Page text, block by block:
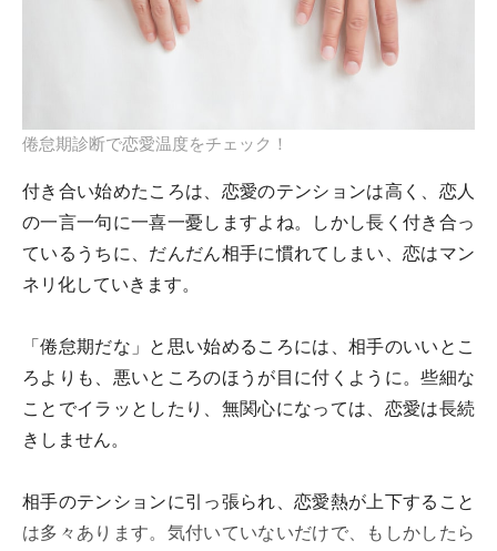
倦怠期診断で恋愛温度をチェック！
付き合い始めたころは、恋愛のテンションは高く、恋人
の一言一句に一喜一憂しますよね。しかし長く付き合っ
ているうちに、だんだん相手に慣れてしまい、恋はマン
ネリ化していきます。
「倦怠期だな」と思い始めるころには、相手のいいとこ
ろよりも、悪いところのほうが目に付くように。些細な
ことでイラッとしたり、無関心になっては、恋愛は長続
きしません。
相手のテンションに引っ張られ、恋愛熱が上下すること
は多々あります。気付いていないだけで、もしかしたら